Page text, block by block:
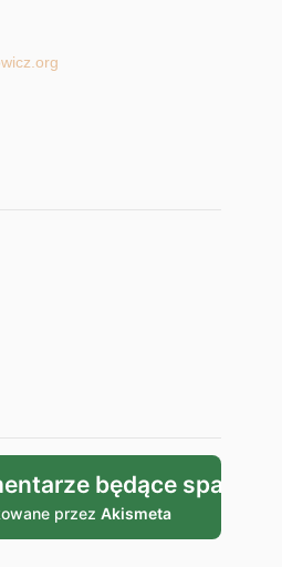
będące spamem
przez Akismeta